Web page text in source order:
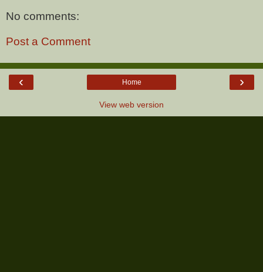
No comments:
Post a Comment
‹ ›
Home
View web version